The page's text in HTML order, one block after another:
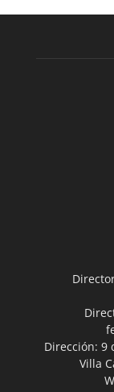
Dirección: 9
Villa